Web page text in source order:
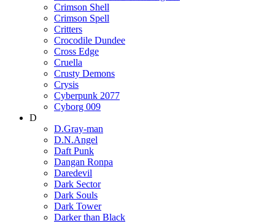
Crimson Shell
Crimson Spell
Critters
Crocodile Dundee
Cross Edge
Cruella
Crusty Demons
Crysis
Cyberpunk 2077
Cyborg 009
D
D.Gray-man
D.N.Angel
Daft Punk
Dangan Ronpa
Daredevil
Dark Sector
Dark Souls
Dark Tower
Darker than Black